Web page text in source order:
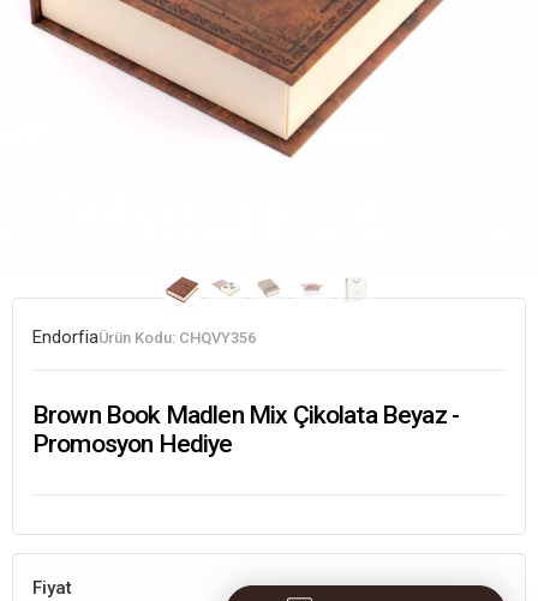
EndorfiaÜrün Kodu: CHQVY356
Brown Book Madlen Mix Çikolata Beyaz -
Promosyon Hediye
Fiyat